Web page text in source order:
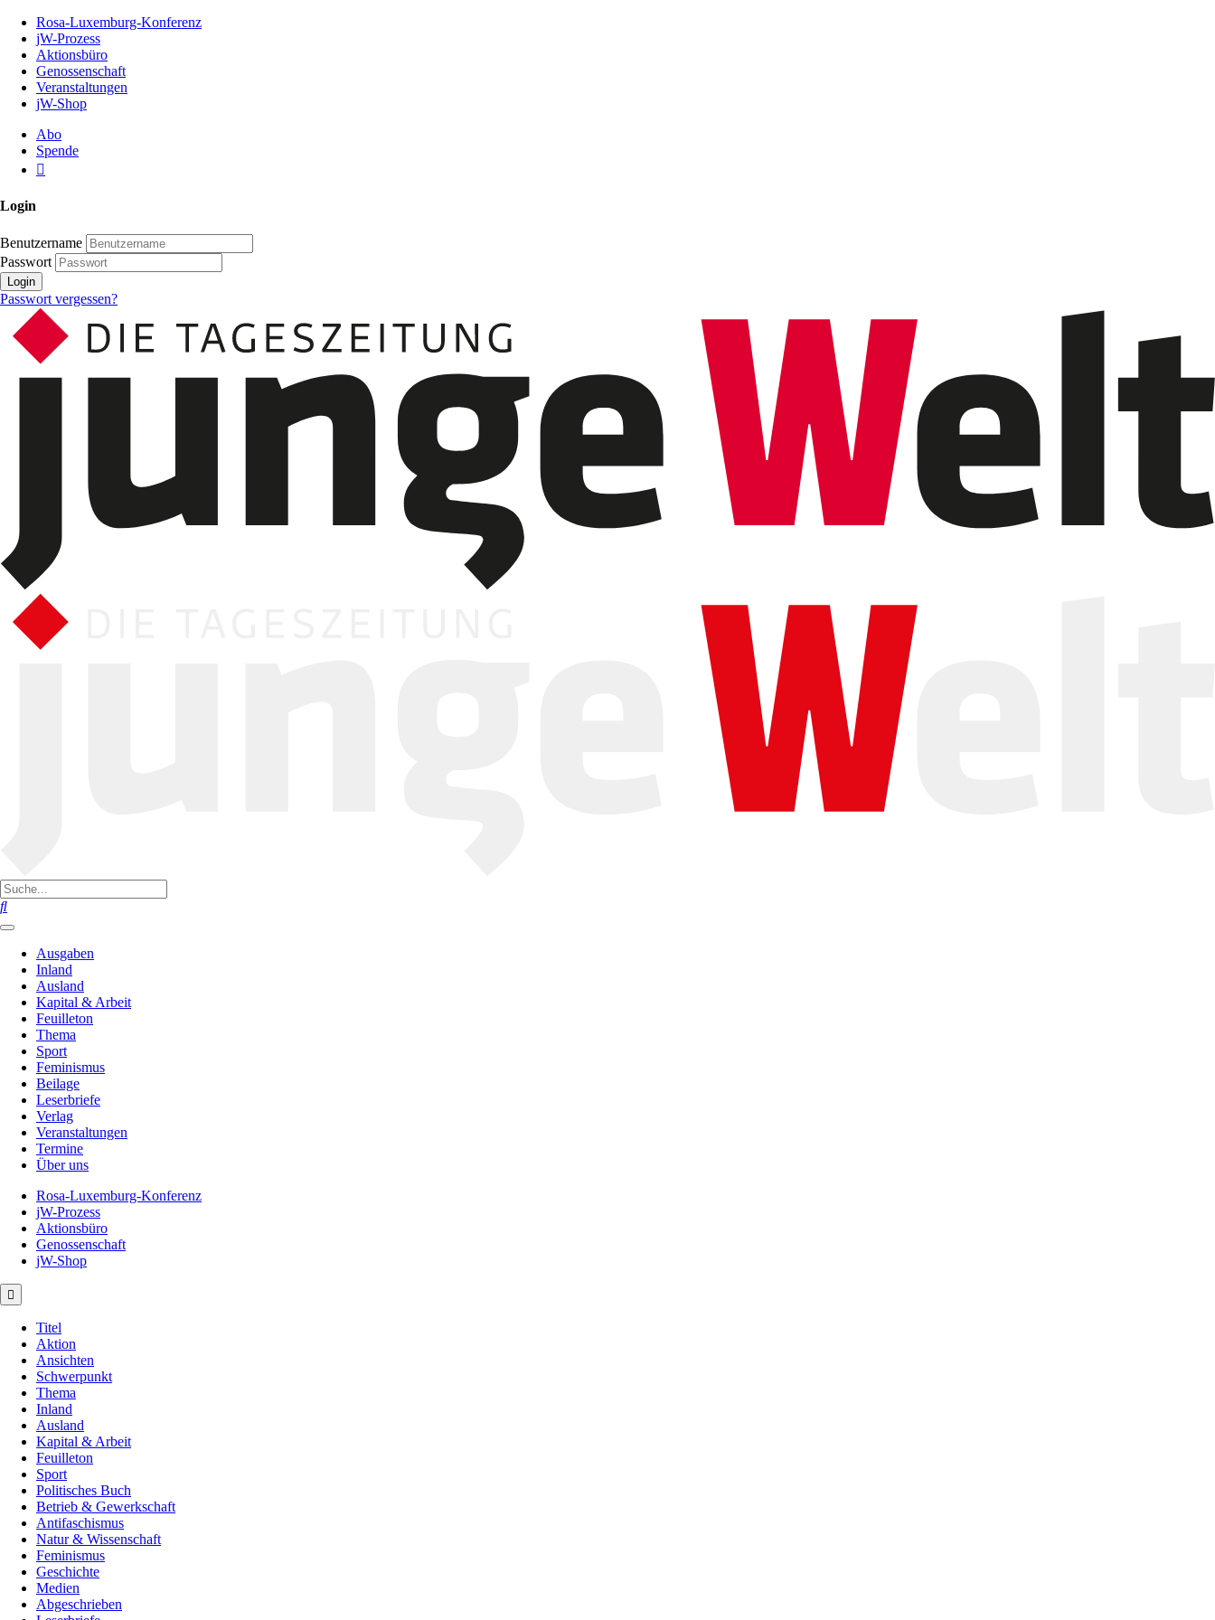
Inhalt
Seite
Rosa-Luxemburg-Konferenz
jW-Prozess
Aktionsbüro
Genossenschaft
Veranstaltungen
jW-Shop
Abo
Spende
Login
Benutzername
Passwort
Login
Passwort vergessen?
Ausgaben
Inland
Ausland
Kapital & Arbeit
Feuilleton
Thema
Sport
Feminismus
Beilage
Leserbriefe
Verlag
Veranstaltungen
Termine
Über uns
Rosa-Luxemburg-Konferenz
jW-Prozess
Aktionsbüro
Genossenschaft
jW-Shop
Titel
Aktion
Ansichten
Schwerpunkt
Thema
Inland
Ausland
Kapital & Arbeit
Feuilleton
Sport
Politisches Buch
Betrieb & Gewerkschaft
Antifaschismus
Natur & Wissenschaft
Feminismus
Geschichte
Medien
Abgeschrieben